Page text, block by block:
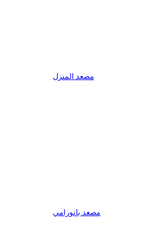
مصعد المنزل
مصعد بانورامي